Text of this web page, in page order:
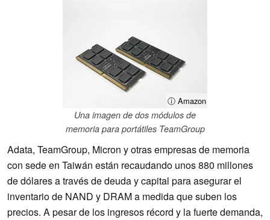
ⓘ Amazon
Una imagen de dos módulos de
memoria para portátiles TeamGroup
Adata, TeamGroup, Micron y otras empresas de memoria
con sede en Taiwán están recaudando unos 880 millones
de dólares a través de deuda y capital para asegurar el
inventario de NAND y DRAM a medida que suben los
precios. A pesar de los ingresos récord y la fuerte demanda,